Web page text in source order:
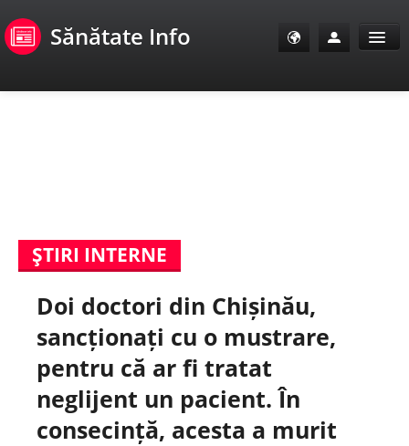
Sănătate Info
E-Sănătate Pacienți
E-Sănătate Medici
E-Sănătate Instituții
Tuberculoza Info
ŞTIRI INTERNE
Doi doctori din Chișinău,
sancționați cu o mustrare,
pentru că ar fi tratat
neglijent un pacient. În
consecință, acesta a murit